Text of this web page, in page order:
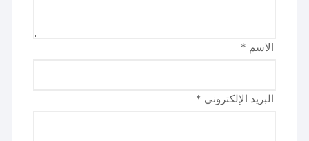
الاسم *
البريد الإلكتروني *